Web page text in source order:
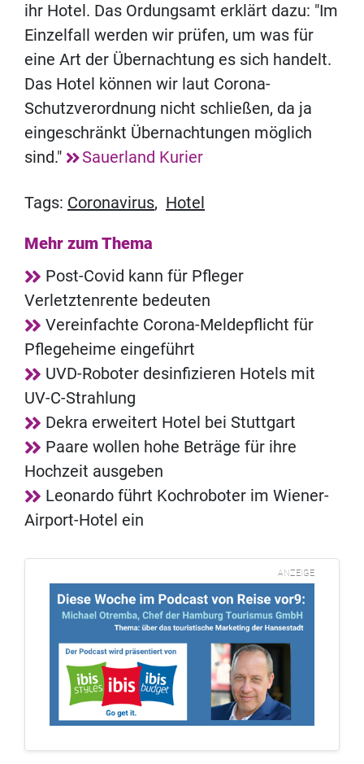
ihr Hotel. Das Ordungsamt erklärt dazu: "Im
Einzelfall werden wir prüfen, um was für
eine Art der Übernachtung es sich handelt.
Das Hotel können wir laut Corona-
Schutzverordnung nicht schließen, da ja
eingeschränkt Übernachtungen möglich
sind."
Sauerland Kurier
Tags: Coronavirus, Hotel
Mehr zum Thema
Post-Covid kann für Pfleger
Verletztenrente bedeuten
Vereinfachte Corona-Meldepflicht für
Pflegeheime eingeführt
UVD-Roboter desinfizieren Hotels mit
UV-C-Strahlung
Dekra erweitert Hotel bei Stuttgart
Paare wollen hohe Beträge für ihre
Hochzeit ausgeben
Leonardo führt Kochroboter im Wiener-
Airport-Hotel ein
ANZEIGE